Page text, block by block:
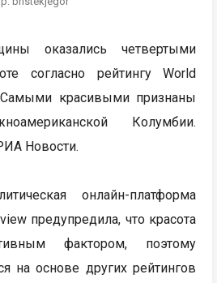
оказались четвертыми
согласно рейтингу World
Самыми красивыми признаны
Колумбии.
Новости.
онлайн-платформа
предупредила, что красота
фактором, поэтому
на основе других рейтингов